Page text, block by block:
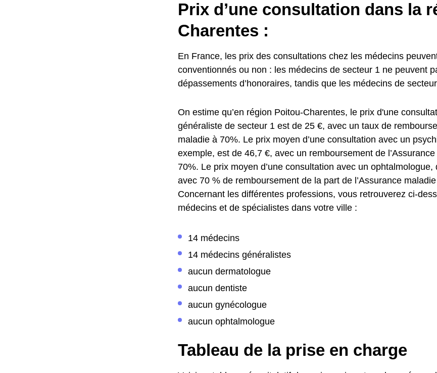
Prix d’une consultation dans la
Charentes :
En France, les prix des consultations chez les médecins
conventionnés ou non : les médecins de secteur 1 ne peuvent
dépassements d’honoraires, tandis que les médecins de
On estime qu’en région Poitou-Charentes, le prix d'une
généraliste de secteur 1 est de 25 €, avec un taux de
maladie à 70%. Le prix moyen d’une consultation avec un
exemple, est de 46,7 €, avec un remboursement de
70%. Le prix moyen d’une consultation avec un
avec 70 % de remboursement de la part de l’Assurance
Concernant les différentes professions, vous retrouverez ci-
médecins et de spécialistes dans votre ville :
14 médecins
14 médecins généralistes
aucun dermatologue
aucun dentiste
aucun gynécologue
aucun ophtalmologue
Tableau de la prise en charge